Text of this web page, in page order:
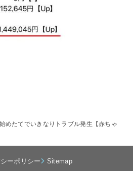
めたてでいきなりトラブル発生【赤ちゃ
ーポリシー Sitemap